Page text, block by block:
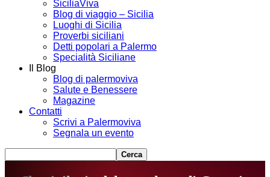
SiciliaViva
Blog di viaggio – Sicilia
Luoghi di Sicilia
Proverbi siciliani
Detti popolari a Palermo
Specialità Siciliane
Il Blog
Blog di palermoviva
Salute e Benessere
Magazine
Contatti
Scrivi a Palermoviva
Segnala un evento